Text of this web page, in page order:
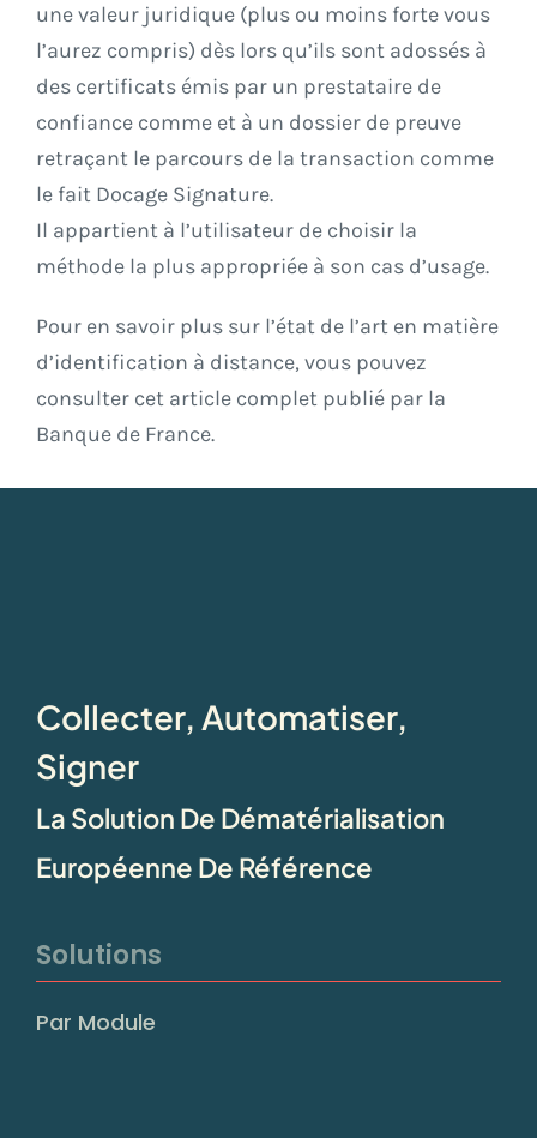
une valeur juridique (plus ou moins forte vous
l’aurez compris) dès lors qu’ils sont adossés à
des certificats émis par un prestataire de
confiance comme et à un dossier de preuve
retraçant le parcours de la transaction comme
le fait Docage Signature.
Il appartient à l’utilisateur de choisir la
méthode la plus appropriée à son cas d’usage.
Pour en savoir plus sur l’état de l’art en matière
d’identification à distance, vous pouvez
consulter cet article complet publié par la
Banque de France.
Collecter, Automatiser,
Signer
La Solution De Dématérialisation
Européenne De Référence
Solutions
Par Module